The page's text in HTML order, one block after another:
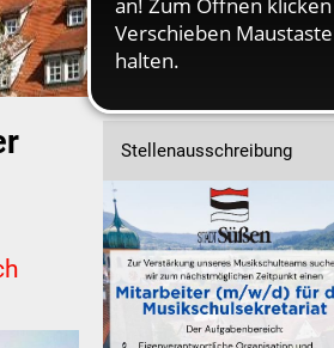
Stellenausschreibung